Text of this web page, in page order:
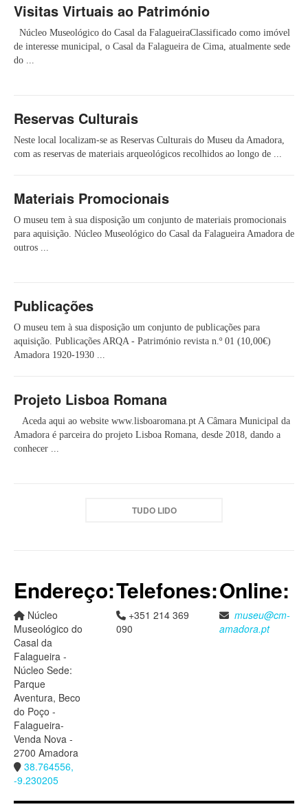
Visitas Virtuais ao Património
Núcleo Museológico do Casal da FalagueiraClassificado como imóvel
de interesse municipal, o Casal da Falagueira de Cima, atualmente sede
do ...
Reservas Culturais
Neste local localizam-se as Reservas Culturais do Museu da Amadora,
com as reservas de materiais arqueológicos recolhidos ao longo de ...
Materiais Promocionais
O museu tem à sua disposição um conjunto de materiais promocionais
para aquisição. Núcleo Museológico do Casal da Falagueira Amadora de
outros ...
Publicações
O museu tem à sua disposição um conjunto de publicações para
aquisição. Publicações ARQA - Património revista n.º 01 (10,00€)
Amadora 1920-1930 ...
Projeto Lisboa Romana
Aceda aqui ao website www.lisboaromana.pt A Câmara Municipal da
Amadora é parceira do projeto Lisboa Romana, desde 2018, dando a
conhecer ...
TUDO LIDO
Endereço:
Núcleo
Museológico do
Casal da
Falagueira -
Núcleo Sede:
Parque
Aventura, Beco
do Poço -
Falagueira-
Venda Nova -
2700 Amadora
38.764556,
-9.230205
Telefones:
+351 214 369
090
Online:
museu@cm-
amadora.pt